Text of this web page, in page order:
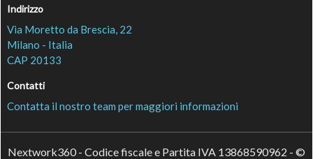
Indirizzo
Via Moretto da Brescia, 22
Milano - Italia
CAP 20133
Contatti
Contatta il nostro team per maggiori informazioni
Nextwork360 - Codice fiscale e Partita IVA 13868590962 - ©